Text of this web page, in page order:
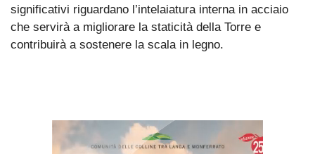
significativi riguardano l’intelaiatura interna in acciaio
che servirà a migliorare la staticità della Torre e
contribuirà a sostenere la scala in legno.